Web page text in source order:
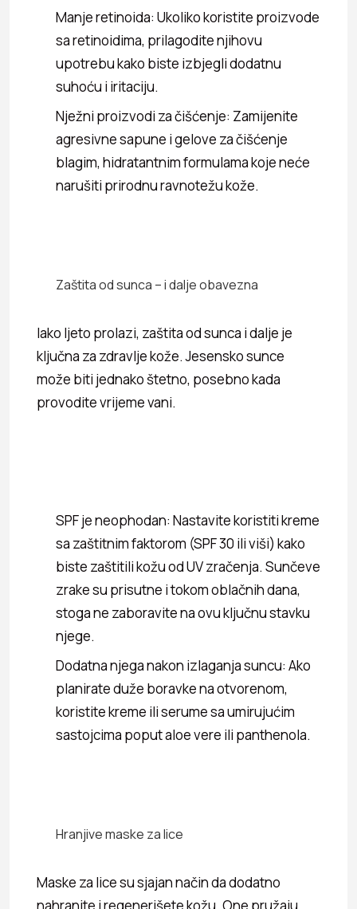
Manje retinoida: Ukoliko koristite proizvode
sa retinoidima, prilagodite njihovu
upotrebu kako biste izbjegli dodatnu
suhoću i iritaciju.
Nježni proizvodi za čišćenje: Zamijenite
agresivne sapune i gelove za čišćenje
blagim, hidratantnim formulama koje neće
narušiti prirodnu ravnotežu kože.
Zaštita od sunca – i dalje obavezna
Iako ljeto prolazi, zaštita od sunca i dalje je
ključna za zdravlje kože. Jesensko sunce
može biti jednako štetno, posebno kada
provodite vrijeme vani.
SPF je neophodan: Nastavite koristiti kreme
sa zaštitnim faktorom (SPF 30 ili viši) kako
biste zaštitili kožu od UV zračenja. Sunčeve
zrake su prisutne i tokom oblačnih dana,
stoga ne zaboravite na ovu ključnu stavku
njege.
Dodatna njega nakon izlaganja suncu: Ako
planirate duže boravke na otvorenom,
koristite kreme ili serume sa umirujućim
sastojcima poput aloe vere ili panthenola.
Hranjive maske za lice
Maske za lice su sjajan način da dodatno
nahranite i regenerišete kožu. One pružaju